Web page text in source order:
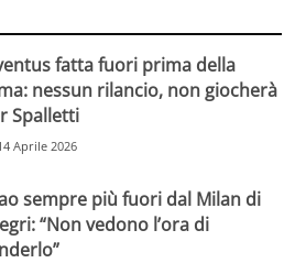
fatta fuori prima della
nessun rilancio, non giocherà
Spalletti
Aprile 2026
sempre più fuori dal Milan di
“Non vedono l’ora di